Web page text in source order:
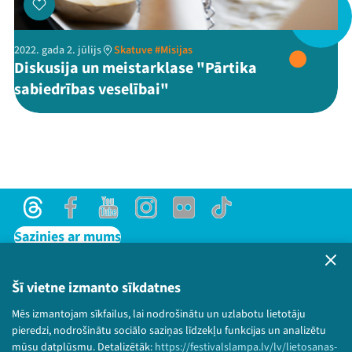
Šī vietne izmanto sīkdatnes
Mēs izmantojam sīkfailus, lai nodrošinātu un uzlabotu lietotāju
pieredzi, nodrošinātu sociālo saziņas līdzekļu funkcijas un analizētu
mūsu datplūsmu. Detalizētāk: https://festivalslampa.lv/lv/lietosanas-
ThreadsFacebookYoutube
X Instagram
Flick TikTok
2022. gada 2. jūlijs Skatuve #Misijas
Diskusija un meistarklase "Pārtika
sabiedrības veselībai"
ThreadsFacebookYoutubeInstagram
Flick TikTok
Sazinies ar mums
Lietošanas noteikumi un sīkdatņu politika
Bērnu aizsardzības politika
© 2026 Sarunu festivāls LAMPA Visas tiesības
paturētas.